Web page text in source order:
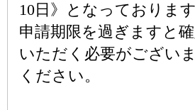
10日》となっております
申請期限を過ぎますと
いただく必要がござい
ください。